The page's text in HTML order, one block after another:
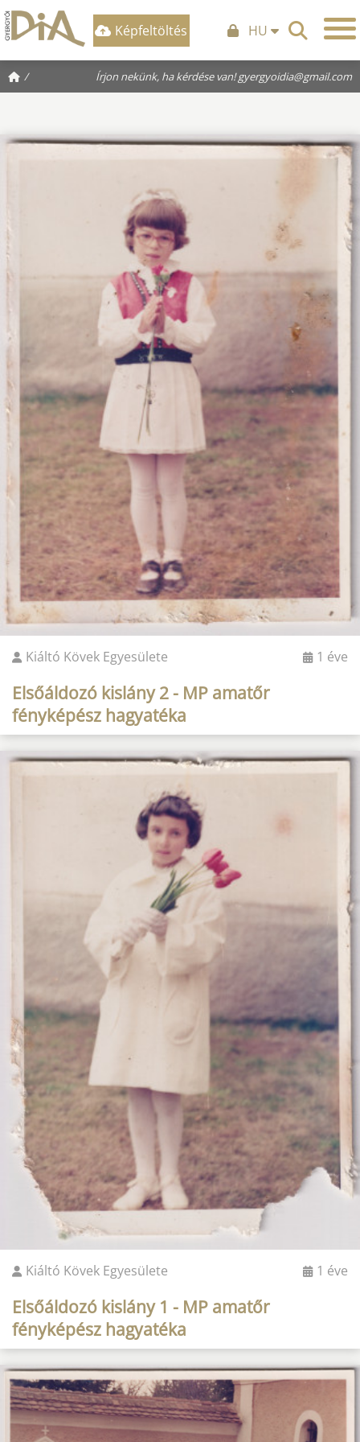
Képfeltöltés HU
/ Írjon nekünk, ha kérdése van!gyergyoidia@gmail.com
Kiáltó Kövek Egyesülete 1 éve
Elsőáldozó kislány 2 - MP amatőr
fényképész hagyatéka
Kiáltó Kövek Egyesülete 1 éve
Elsőáldozó kislány 1 - MP amatőr
fényképész hagyatéka